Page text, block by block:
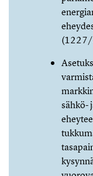
sähkö-